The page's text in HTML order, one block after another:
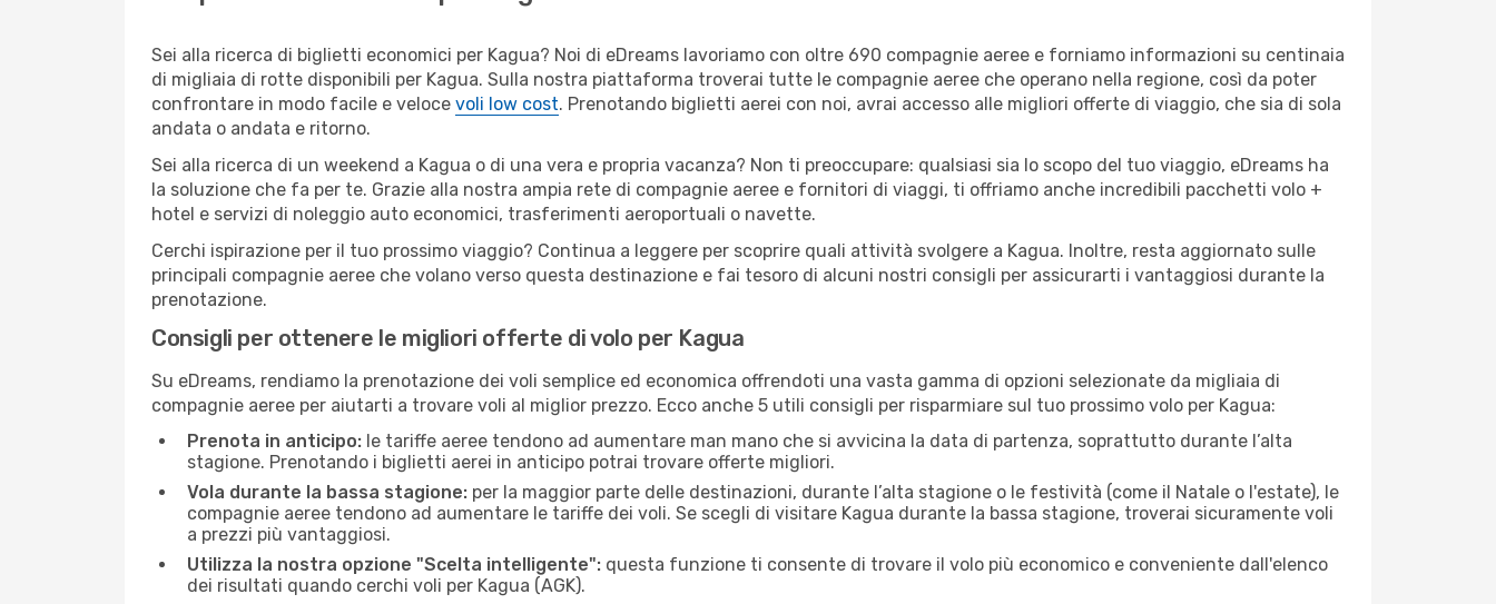
Sei alla ricerca di biglietti economici per Kagua? Noi di eDreams lavoriamo con oltre 690 compagnie aeree e forniamo informazioni su centinaia
di migliaia di rotte disponibili per Kagua. Sulla nostra piattaforma troverai tutte le compagnie aeree che operano nella regione, così da poter
confrontare in modo facile e veloce voli low cost. Prenotando biglietti aerei con noi, avrai accesso alle migliori offerte di viaggio, che sia di sola
andata o andata e ritorno.
Sei alla ricerca di un weekend a Kagua o di una vera e propria vacanza? Non ti preoccupare: qualsiasi sia lo scopo del tuo viaggio, eDreams ha
la soluzione che fa per te. Grazie alla nostra ampia rete di compagnie aeree e fornitori di viaggi, ti offriamo anche incredibili pacchetti volo +
hotel e servizi di noleggio auto economici, trasferimenti aeroportuali o navette.
Cerchi ispirazione per il tuo prossimo viaggio? Continua a leggere per scoprire quali attività svolgere a Kagua. Inoltre, resta aggiornato sulle
principali compagnie aeree che volano verso questa destinazione e fai tesoro di alcuni nostri consigli per assicurarti i vantaggiosi durante la
prenotazione.
Consigli per ottenere le migliori offerte di volo per Kagua
Su eDreams, rendiamo la prenotazione dei voli semplice ed economica offrendoti una vasta gamma di opzioni selezionate da migliaia di
compagnie aeree per aiutarti a trovare voli al miglior prezzo. Ecco anche 5 utili consigli per risparmiare sul tuo prossimo volo per Kagua:
Prenota in anticipo: le tariffe aeree tendono ad aumentare man mano che si avvicina la data di partenza, soprattutto durante l’alta
stagione. Prenotando i biglietti aerei in anticipo potrai trovare offerte migliori.
Vola durante la bassa stagione: per la maggior parte delle destinazioni, durante l’alta stagione o le festività (come il Natale o l'estate), le
compagnie aeree tendono ad aumentare le tariffe dei voli. Se scegli di visitare Kagua durante la bassa stagione, troverai sicuramente voli
a prezzi più vantaggiosi.
Utilizza la nostra opzione "Scelta intelligente": questa funzione ti consente di trovare il volo più economico e conveniente dall'elenco
dei risultati quando cerchi voli per Kagua (AGK).